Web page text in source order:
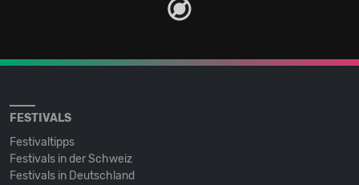
FESTIVALS
Festivaltipps
Festivals in der Schweiz
Festivals in Deutschland